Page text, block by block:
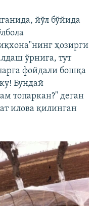
йўл бўйида
ҳозирги
ўрнига, тут
фойдали бошқа
Бундай
топаркан?" деган
илова қилинган